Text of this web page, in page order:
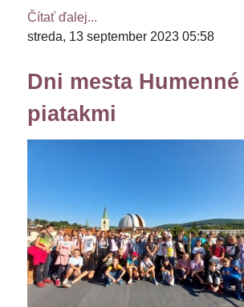
Čítať ďalej...
streda, 13 september 2023 05:58
Dni mesta Humenné
piatakmi